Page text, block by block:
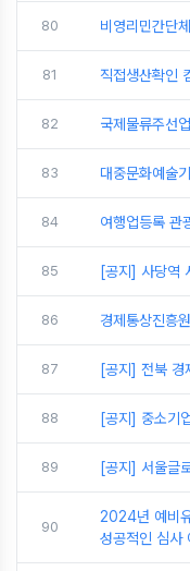
80 비영리민간단
81 직접생산확인
82 국제물류주선
83 대중문화예술
84 여행업등록 관
85 [공지] 사당역
86 경제통상진흥
87 [공지] 전북 경
88 [공지] 중소기
89 [공지] 서울글
90
2024년 예비
성공적인 심사